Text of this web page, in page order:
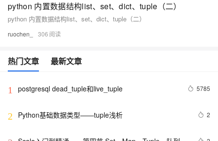
python 内置数据结构list、set、dict、tuple（二）
python 内置数据结构list、set、dict、tuple（二）
ruochen_ 306
热门文章 最新文章
1 postgresql dead_tuple和live_tuple 5785
2 Python基础数据类型——tuple浅析 2